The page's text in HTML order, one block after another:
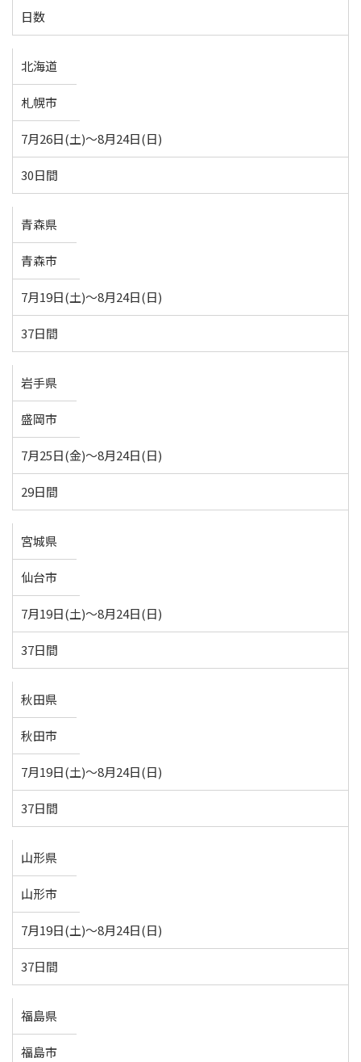
日数
北海道
札幌市
7月26日(土)～8月24日(日)
30日間
青森県
青森市
7月19日(土)～8月24日(日)
37日間
岩手県
盛岡市
7月25日(金)～8月24日(日)
29日間
宮城県
仙台市
7月19日(土)～8月24日(日)
37日間
秋田県
秋田市
7月19日(土)～8月24日(日)
37日間
山形県
山形市
7月19日(土)～8月24日(日)
37日間
福島県
福島市